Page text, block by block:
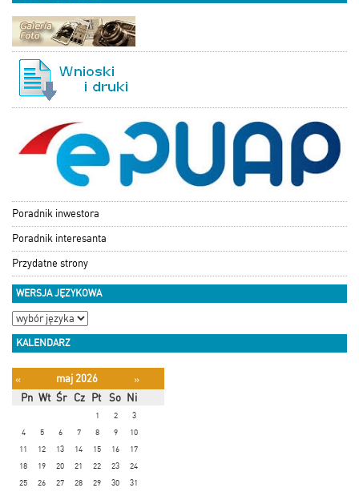
Poradnik inwestora
Poradnik interesanta
Przydatne strony
WERSJA JĘZYKOWA
KALENDARZ
« maj 2026
»
Pn Wt Śr Cz Pt So Ni
1 2
3
4
5 6 7 8 9
10
11
12 13 14 15 16
17
18
19 20 21 22 23
24
25
26 27 28 29 30 31